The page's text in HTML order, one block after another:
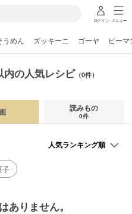
ログイン メニュー
うめん ズッキーニ ゴーヤ ピーマ
内の人気レシピ （0件）
読みもの
0件
子
ありません。